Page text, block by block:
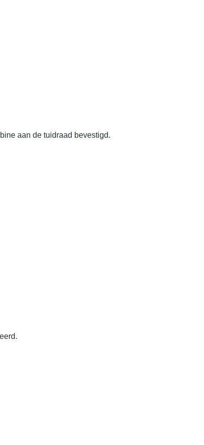
aan de tuidraad bevestigd.